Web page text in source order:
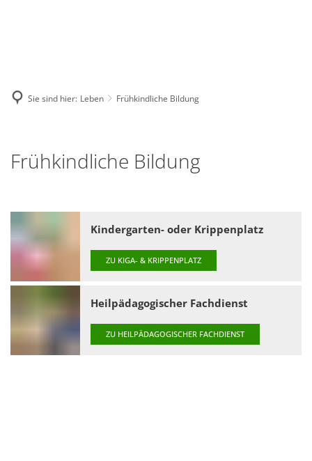
Sie sind hier: Leben Frühkindliche Bildung
Bildung
Frühkindliche Bildung
Kindergarten- oder Krippenplatz
ZU KIGA- & KRIPPENPLATZ
Heilpädagogischer Fachdienst
ZU HEILPÄDAGOGISCHER FACHDIENST